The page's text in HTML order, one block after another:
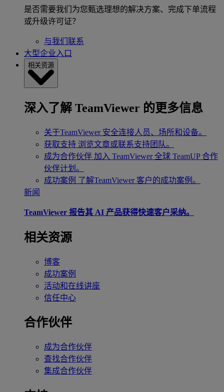
是否需要我们为您甄选理想的解决方案、完成下单流程
或升级许可证？
与我们联系
大型企业入口
相关资源
深入了解 TeamViewer 的更多信息
关于TeamViewer 安全连接人员、场所和设备。
获取支持 浏览文章或联系支持团队。
成为合作伙伴 加入 TeamViewer 全球 TeamUP 合作
伙伴计划。
成功案例 了解TeamViewer 客户的成功案例。
新闻
TeamViewer 报告其 AI 产品获得快速客户采纳。
相关资源
博客
成功案例
活动和在线讲座
信任中心
合作伙伴
成为合作伙伴
查找合作伙伴
集成合作伙伴